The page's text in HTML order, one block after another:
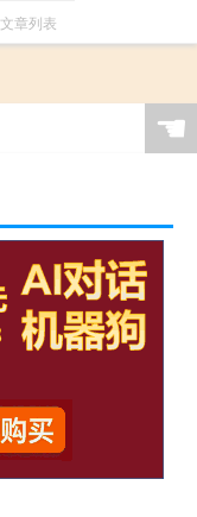
文章列表
☚